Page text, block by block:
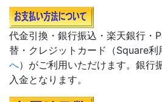
代金引換・銀行振込・楽天銀行・
替・クレジットカード（Square
へ）がご利用いただけます。銀行
入金となります。